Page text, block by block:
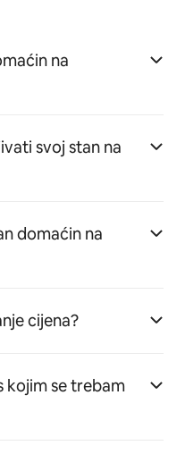
na
svoj stan na
domaćin na
cijena?
kojim se trebam